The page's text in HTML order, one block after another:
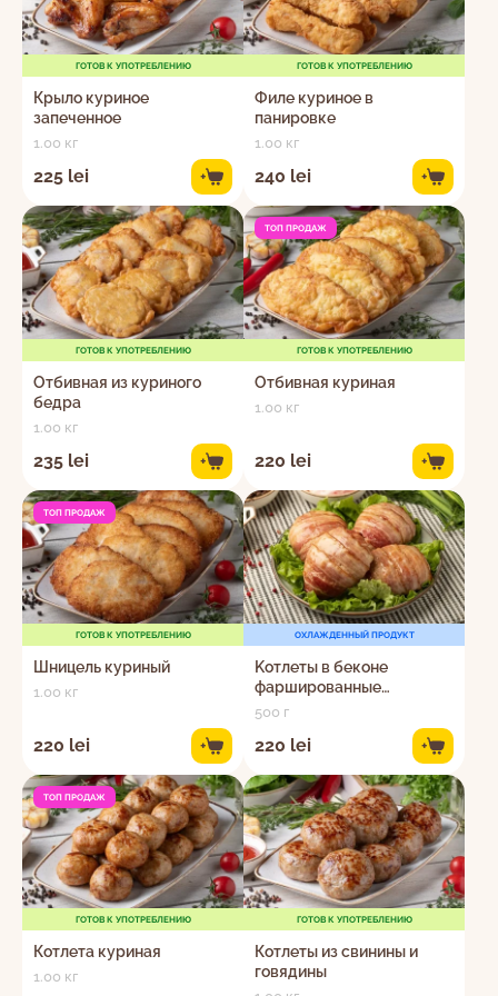
ГОТОВ К УПОТРЕБЛЕНИЮ
Крыло куриное
запеченное
1.00 кг
225 lei +
ГОТОВ К УПОТРЕБЛЕНИЮ
Филе куриное в
панировке
1.00 кг
240 lei +
ГОТОВ К УПОТРЕБЛЕНИЮ
Отбивная из куриного
бедра
1.00 кг
235 lei +
ТОП ПРОДАЖ
ГОТОВ К УПОТРЕБЛЕНИЮ
Отбивная куриная
1.00 кг
220 lei +
ТОП ПРОДАЖ
ГОТОВ К УПОТРЕБЛЕНИЮ
Шницель куриный
1.00 кг
220 lei +
ОХЛАЖДЕННЫЙ ПРОДУКТ
Kотлеты в беконе
фаршированные
моцареллой и шпинатом
500 г
220 lei +
ТОП ПРОДАЖ
ГОТОВ К УПОТРЕБЛЕНИЮ
Котлета куриная
1.00 кг
ГОТОВ К УПОТРЕБЛЕНИЮ
Котлеты из свинины и
говядины